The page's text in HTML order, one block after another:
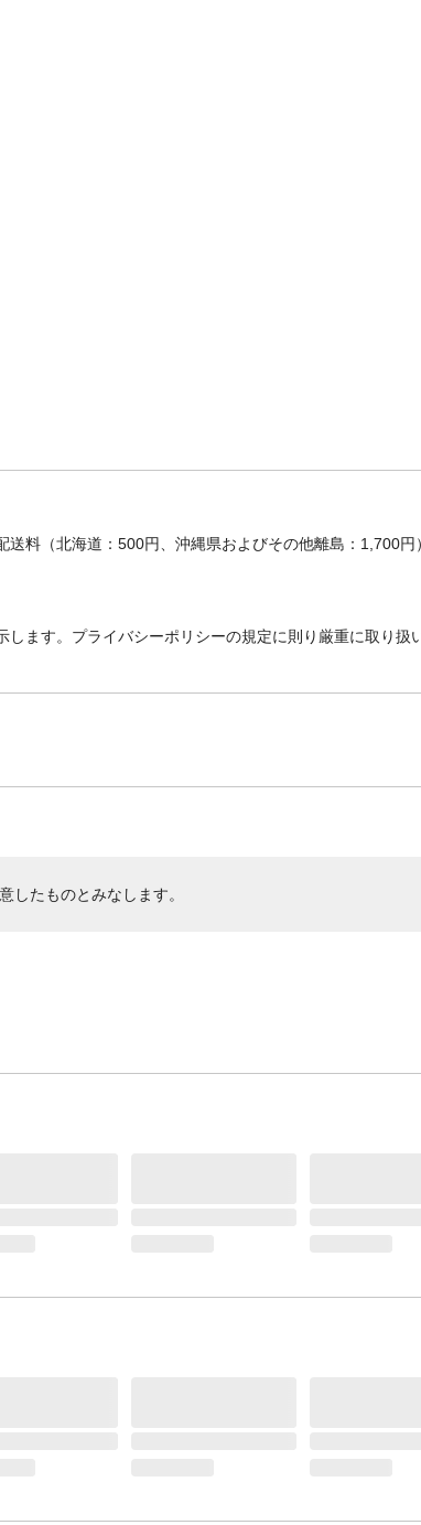
料（北海道：500円、沖縄県およびその他離島：1,700
ます。プライバシーポリシーの規定に則り厳重に取り扱
したものとみなします。